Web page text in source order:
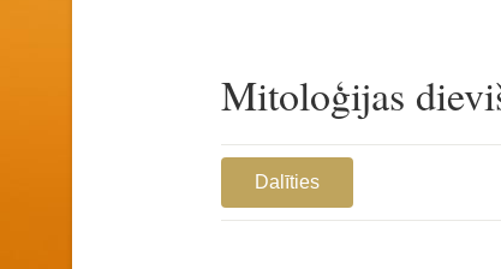
Mitoloģijas
Dalīties